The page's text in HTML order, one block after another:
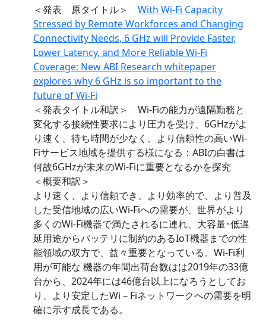
＜発表 原タイトル＞ With Wi-Fi Capacity
Stressed by Remote Workforces and Changing
Connectivity Needs, 6 GHz will Provide Faster,
Lower Latency, and More Reliable Wi-Fi
Coverage: New ABI Research whitepaper
explores why 6 GHz is so important to the
future of Wi-Fi
＜発表タイトル和訳＞ Wi-Fiの能力が遠隔勤務と
変化する接続性要求により圧力を受け、6GHzがよ
り速く、待ち時間が少なく、より信頼性の高いWi-
Fiサービス地域を提供する様になる：ABIの白書は
何故6GHzが未来のWi-Fiに重要となるかを探究
＜概要和訳＞
より速く、より信頼でき、より効率的で、より普及
した受信地域の広いWi-Fiへの需要が、世界がより
多くのWi-Fi機器で満たされるに連れ、大容量･低遅
延用途からバッテリに制約のあるIoT機器までの性
能領域の双方で、益々重要となっている。Wi-Fi利
用が可能な 機器の年間出荷台数はは2019年の33億
台から、2024年には46億台以上になろうとしてお
り、より安定したWi－Fiネットワークへの需要を明
確に示す成長である。